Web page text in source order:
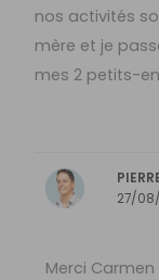
nos activités
mère et je
mes 2 petits-
27/08/
Merci Carmen